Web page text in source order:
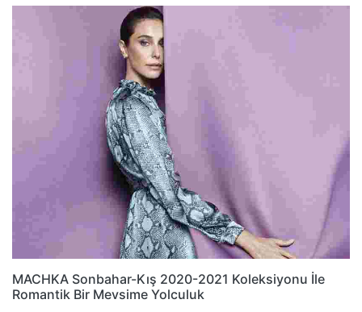
MACHKA Sonbahar-Kış 2020-2021 Koleksiyonu İle
Romantik Bir Mevsime Yolculuk